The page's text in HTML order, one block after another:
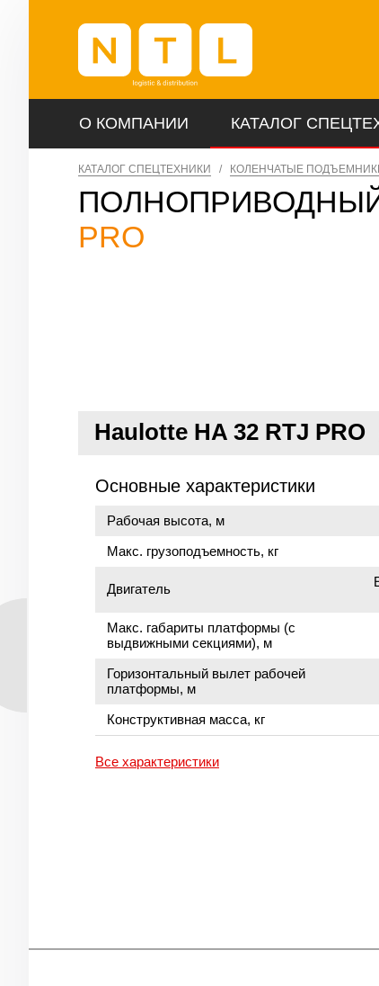
О КОМПАНИИ КАТАЛОГ
КАТАЛОГ СПЕЦТЕХНИКИ / КОЛЕНЧАТЫЕ
PRO
Haulotte HA 32 RTJ PRO
Основные характеристики
Рабочая высота, м
Макс. грузоподъемность, кг
Двигатель
Макс. габариты платформы (с
выдвижными секциями), м
Горизонтальный вылет рабочей
платформы, м
Конструктивная масса, кг
Все характеристики